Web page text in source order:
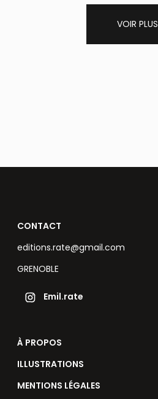
VOIR PLUS
CONTACT
editions.rate@gmail.com
GRENOBLE
Emil.rate
À PROPOS
ILLUSTRATIONS
MENTIONS LÉGALES